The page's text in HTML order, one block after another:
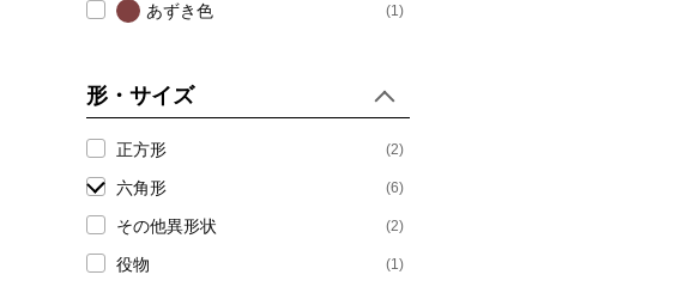
あずき色 (1)
金・銀・銅 (1)
形・サイズ
正方形 (2)
六角形 (6)
その他異形状 (2)
役物 (1)